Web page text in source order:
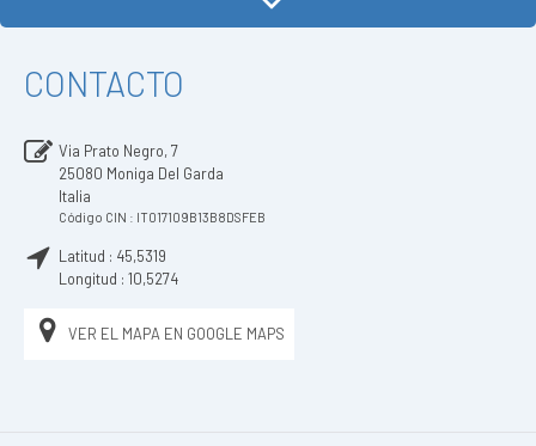
CONTACTO
Via Prato Negro, 7
25080 Moniga Del Garda
Italia
Código CIN : IT017109B13B8DSFEB
Latitud : 45,5319
Longitud : 10,5274
VER EL MAPA EN GOOGLE MAPS